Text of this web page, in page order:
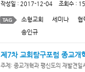
작성일 : 2017-12-04 조회수 :
소형교회 세미나 협
송인규
제7차 교회탐구포럼 종교개
주제: 종교개혁과 평신도의 재발견